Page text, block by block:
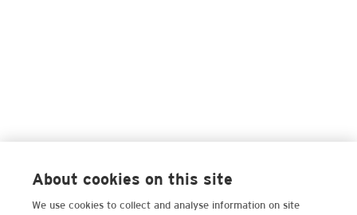
About cookies on this site
We use cookies to collect and analyse information on site